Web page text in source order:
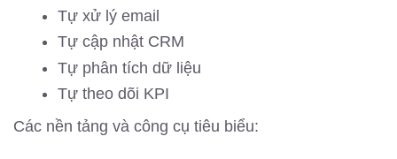
Tự xử lý email
Tự cập nhật CRM
Tự phân tích dữ liệu
Tự theo dõi KPI
Các nền tảng và công cụ tiêu biểu: